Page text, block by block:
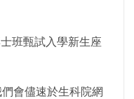
班甄試入學新生座
會儘速於生科院網